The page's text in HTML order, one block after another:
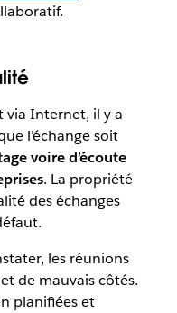
via Internet, il y a
l’échange soit
voire d’écoute
. La propriété
des échanges
les réunions
de mauvais côtés.
planifiées et